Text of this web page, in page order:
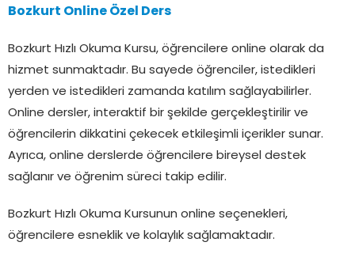
Bozkurt Online Özel Ders
Bozkurt Hızlı Okuma Kursu, öğrencilere online olarak da
hizmet sunmaktadır. Bu sayede öğrenciler, istedikleri
yerden ve istedikleri zamanda katılım sağlayabilirler.
Online dersler, interaktif bir şekilde gerçekleştirilir ve
öğrencilerin dikkatini çekecek etkileşimli içerikler sunar.
Ayrıca, online derslerde öğrencilere bireysel destek
sağlanır ve öğrenim süreci takip edilir.
Bozkurt Hızlı Okuma Kursunun online seçenekleri,
öğrencilere esneklik ve kolaylık sağlamaktadır.